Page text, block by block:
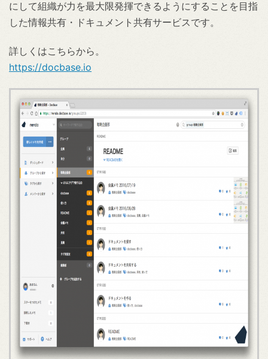
にして組織が力を最大限発揮できるようにすることを目指
した情報共有・ドキュメント共有サービスです。
詳しくはこちらから。
https://docbase.io